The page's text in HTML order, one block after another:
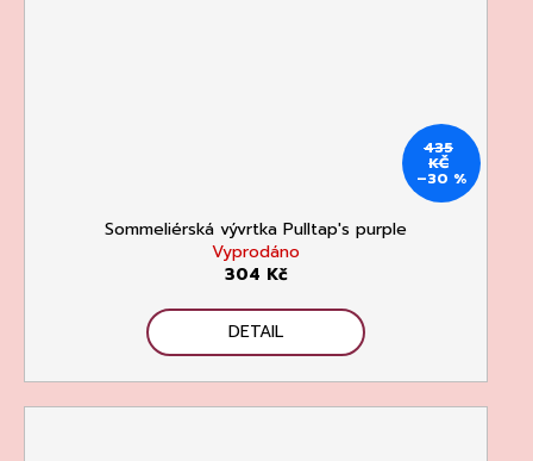
435
KČ
–30 %
Sommeliérská vývrtka Pulltap's purple
Vyprodáno
304 Kč
DETAIL